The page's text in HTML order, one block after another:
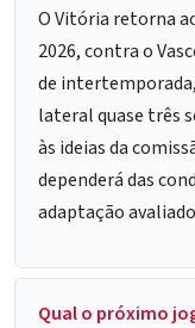
O Vitória retorna
2026, contra o
de
lateral quase três
às ideias da
dependerá das
adaptação
Qual o próximo